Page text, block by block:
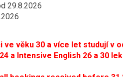
29.8.2026
ve věku 30 a více let studují v
a Intensive English 26 a 30